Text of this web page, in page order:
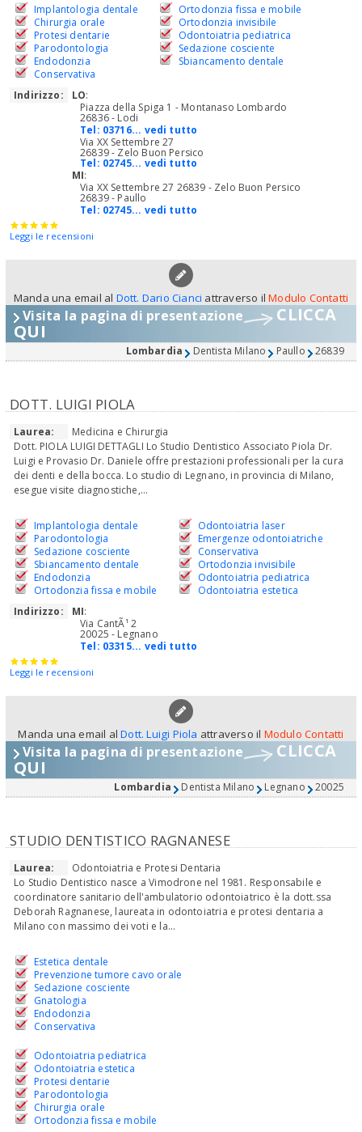
Implantologia dentale
Chirurgia orale
Protesi dentarie
Parodontologia
Endodonzia
Conservativa
Ortodonzia fissa e mobile
Ortodonzia invisibile
Odontoiatria pediatrica
Sedazione cosciente
Sbiancamento dentale
Indirizzo: LO:
Piazza della Spiga 1 - Montanaso Lombardo
26836 - Lodi
Tel: 03716... vedi tutto
Via XX Settembre 27
26839 - Zelo Buon Persico
Tel: 02745... vedi tutto
MI:
Via XX Settembre 27 26839 - Zelo Buon Persico
26839 - Paullo
Tel: 02745... vedi tutto
Leggi le recensioni
Manda una email al Dott. Dario Cianci attraverso ilModulo Contatti
Visita la pagina di presentazione CLICCA
QUI
Lombardia Dentista Milano Paullo 26839
DOTT. LUIGI PIOLA
Laurea:
Medicina e Chirurgia
Dott. PIOLA LUIGI DETTAGLI Lo Studio Dentistico Associato Piola Dr.
Luigi e Provasio Dr. Daniele offre prestazioni professionali per la cura
dei denti e della bocca. Lo studio di Legnano, in provincia di Milano,
esegue visite diagnostiche,...
Implantologia dentale
Parodontologia
Sedazione cosciente
Sbiancamento dentale
Endodonzia
Ortodonzia fissa e mobile
Odontoiatria laser
Emergenze odontoiatriche
Conservativa
Ortodonzia invisibile
Odontoiatria pediatrica
Odontoiatria estetica
Indirizzo:
MI:
Via CantÃ¹ 2
20025 - Legnano
Tel: 03315... vedi tutto
Leggi le recensioni
Manda una email alDott. Luigi Piola attraverso il Modulo Contatti
Visita la pagina di presentazione CLICCA
QUI
Lombardia Dentista Milano Legnano 20025
STUDIO DENTISTICO RAGNANESE
Laurea:
Odontoiatria e Protesi Dentaria
Lo Studio Dentistico nasce a Vimodrone nel 1981. Responsabile e
coordinatore sanitario dell'ambulatorio odontoiatrico è la dott.ssa
Deborah Ragnanese, laureata in odontoiatria e protesi dentaria a
Milano con massimo dei voti e la...
Estetica dentale
Prevenzione tumore cavo orale
Sedazione cosciente
Gnatologia
Endodonzia
Conservativa
Odontoiatria pediatrica
Odontoiatria estetica
Protesi dentarie
Parodontologia
Chirurgia orale
Ortodonzia fissa e mobile